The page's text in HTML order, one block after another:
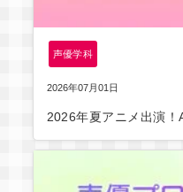
声優学科
2026年07月01日
2026年夏アニメ出演